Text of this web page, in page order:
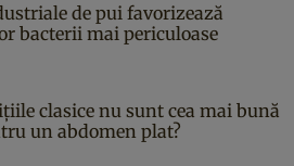
de pui favorizează
bacterii mai periculoase
clasice nu sunt cea mai bună
un abdomen plat?